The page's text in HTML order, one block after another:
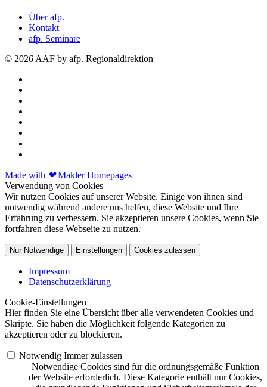
Über afp.
Kontakt
afp. Seminare
© 2026 AAF by afp. Regionaldirektion
Made with ❤Makler Homepages
Verwendung von Cookies
Wir nutzen Cookies auf unserer Website. Einige von ihnen sind
notwendig während andere uns helfen, diese Website und Ihre
Erfahrung zu verbessern. Sie akzeptieren unsere Cookies, wenn Sie
fortfahren diese Webseite zu nutzen.
Nur Notwendige Einstellungen Cookies zulassen
Impressum
Datenschutzerklärung
Cookie-Einstellungen
Hier finden Sie eine Übersicht über alle verwendeten Cookies und
Skripte. Sie haben die Möglichkeit folgende Kategorien zu
akzeptieren oder zu blockieren.
Notwendig Immer zulassen
Notwendige Cookies sind für die ordnungsgemäße Funktion
der Website erforderlich. Diese Kategorie enthält nur Cookies,